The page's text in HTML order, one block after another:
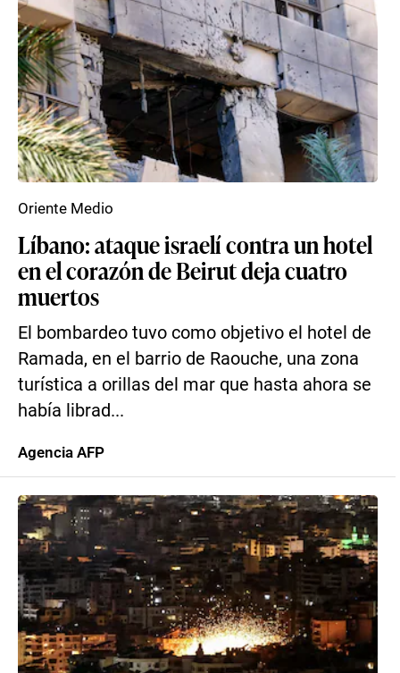
Líbano: ataque israelí contra un hotel
en el corazón de Beirut deja cuatro
muertos
El bombardeo tuvo como objetivo el hotel de
Ramada, en el barrio de Raouche, una zona
turística a orillas del mar que hasta ahora se
había librad...
Oriente Medio
Agencia AFP